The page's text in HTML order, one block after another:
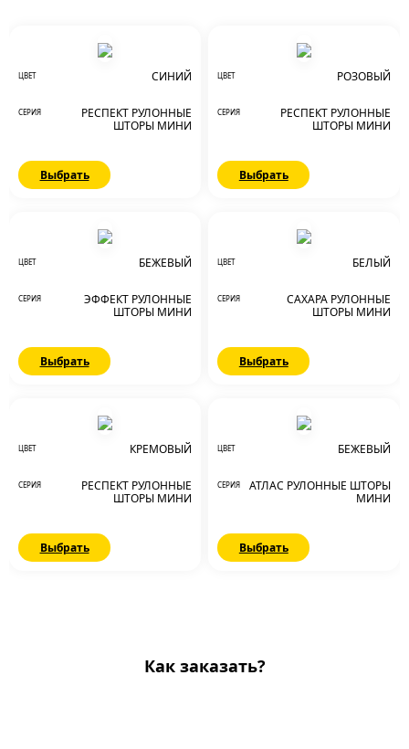
ЦВЕТ СИНИЙ
СЕРИЯ
РЕСПЕКТ РУЛОННЫЕ
ШТОРЫ МИНИ
Выбрать
ЦВЕТ РОЗОВЫЙ
СЕРИЯ
РЕСПЕКТ РУЛОННЫЕ
ШТОРЫ МИНИ
Выбрать
ЦВЕТ БЕЖЕВЫЙ
СЕРИЯ
ЭФФЕКТ РУЛОННЫЕ
ШТОРЫ МИНИ
Выбрать
ЦВЕТ БЕЛЫЙ
СЕРИЯ
САХАРА РУЛОННЫЕ
ШТОРЫ МИНИ
Выбрать
ЦВЕТ КРЕМОВЫЙ
СЕРИЯ
РЕСПЕКТ РУЛОННЫЕ
ШТОРЫ МИНИ
Выбрать
ЦВЕТ БЕЖЕВЫЙ
СЕРИЯ
АТЛАС РУЛОННЫЕ ШТОРЫ
МИНИ
Выбрать
Как заказать?